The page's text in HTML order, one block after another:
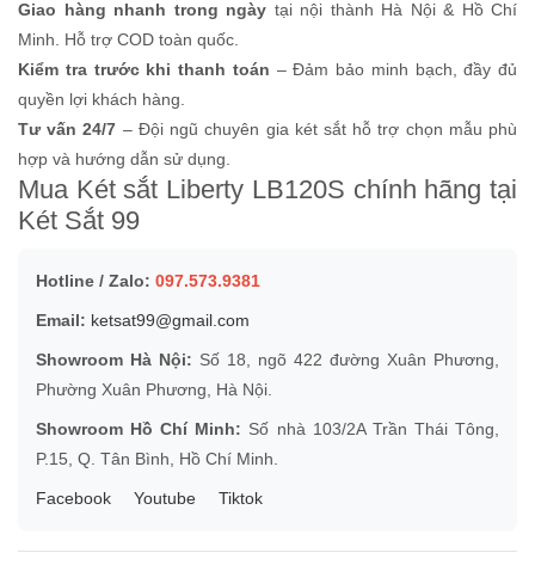
Giao hàng nhanh trong ngày tại nội thành Hà Nội & Hồ Chí
Minh. Hỗ trợ COD toàn quốc.
Kiểm tra trước khi thanh toán – Đảm bảo minh bạch, đầy đủ
quyền lợi khách hàng.
Tư vấn 24/7 – Đội ngũ chuyên gia két sắt hỗ trợ chọn mẫu phù
hợp và hướng dẫn sử dụng.
Mua Két sắt Liberty LB120S chính hãng tại
Két Sắt 99
Hotline / Zalo: 097.573.9381
Email: ketsat99@gmail.com
Showroom Hà Nội: Số 18, ngõ 422 đường Xuân Phương,
Phường Xuân Phương, Hà Nội.
Showroom Hồ Chí Minh: Số nhà 103/2A Trần Thái Tông,
P.15, Q. Tân Bình, Hồ Chí Minh.
Facebook Youtube Tiktok